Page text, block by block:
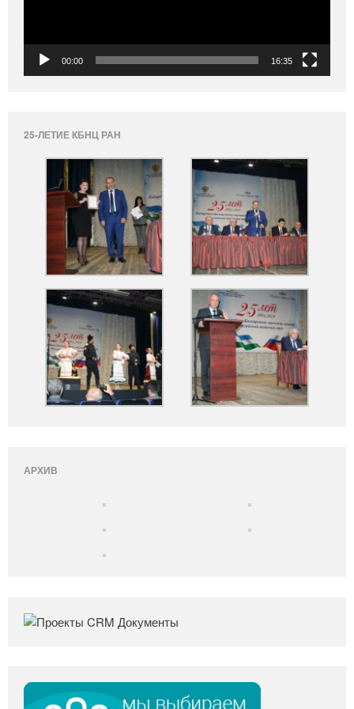
00:00 16:35
25-ЛЕТИЕ КБНЦ РАН
АРХИВ